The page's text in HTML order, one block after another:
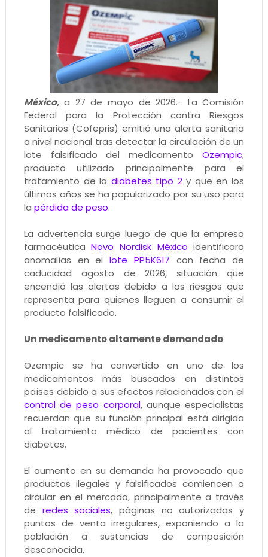
México,a 27 de mayo de 2026.- La Comisión
Federal para la Protección contra Riesgos
Sanitarios (Cofepris) emitió una alerta sanitaria
a nivel nacional tras detectar la circulación de un
lote falsificado del medicamentoOzempic,
producto utilizado principalmente para el
tratamiento de la diabetes tipo 2y que en los
últimos años se ha popularizado por su uso para
la pérdida de peso.
La advertencia surge luego de que la empresa
farmacéuticaNovo Nordisk México identificara
anomalías en ellote PP5K617 con fecha de
caducidad agosto de 2026, situación que
encendió las alertas debido a los riesgos que
representa para quienes lleguen a consumir el
producto falsificado.
Un medicamento altamente demandado
Ozempic se ha convertido en uno de los
medicamentos más buscados en distintos
países debido a sus efectos relacionados con el
control de peso corporal, aunque especialistas
recuerdan que su función principal está dirigida
al tratamiento médico de pacientes con
diabetes.
El aumento en su demanda ha provocado que
productos ilegales y falsificados comiencen a
circular en el mercado, principalmente a través
de redes sociales, páginas no autorizadas y
puntos de venta irregulares, exponiendo a la
población a sustancias de composición
desconocida.